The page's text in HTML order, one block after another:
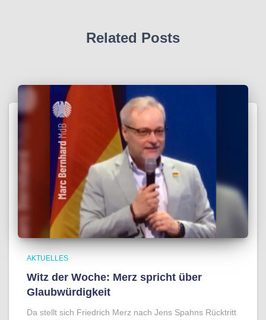
Related Posts
AKTUELLES
Witz der Woche: Merz spricht über
Glaubwürdigkeit
Da stellt sich Friedrich Merz nach Jens Spahns Rücktritt